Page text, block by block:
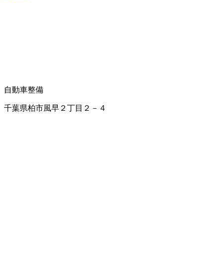
自動車整備
千葉県柏市風早２丁目２－４